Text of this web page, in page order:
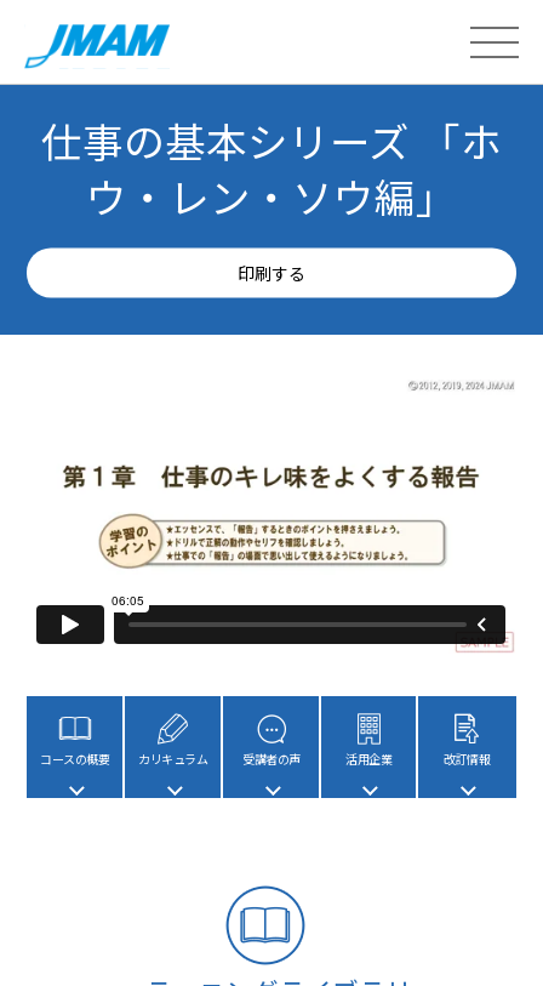
仕事の基本シリーズ 「ホ
ウ・レン・ソウ編」
印刷する
コースの概要 カリキュラム 受講者の声 活用企業 改訂情報